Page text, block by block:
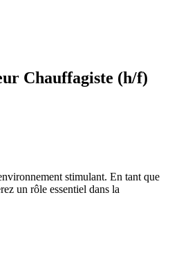
Chauffagiste (h/f)
stimulant. En tant que
un rôle essentiel dans la